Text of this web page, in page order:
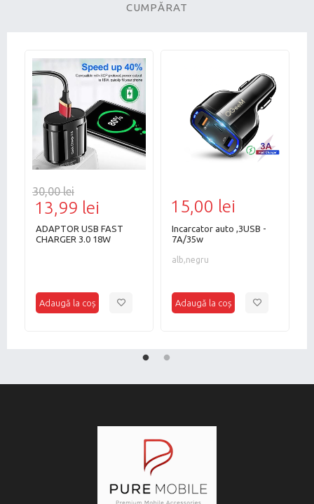
CUMPĂRAT
30,00 lei
13,99 lei
ADAPTOR USB FAST
CHARGER 3.0 18W
15,00 lei
Incarcator auto ,3USB -
7A/35w
alb,negru